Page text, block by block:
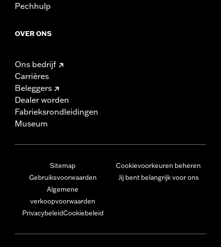
Pechhulp
OVER ONS
Ons bedrijf
Carrières
Beleggers
Dealer worden
Fabrieksrondleidingen
Museum
Sitemap
Gebruiksvoorwaarden
Algemene
verkoopvoorwaarden
PrivacybeleidCookiebeleid
Cookievoorkeuren beheren
Jij bent belangrijk voor ons